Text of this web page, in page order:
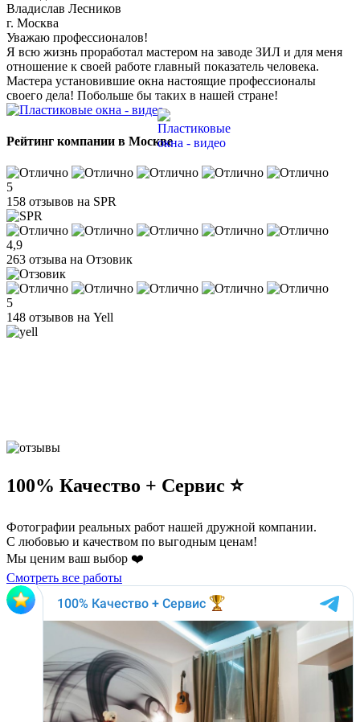
Владислав Лесников
г. Москва
Уважаю профессионалов!
Я всю жизнь проработал мастером на заводе ЗИЛ и для меня
отношение к своей работе главный показатель человека.
Мастера установившие окна настоящие профессионалы
своего дела! Побольше бы таких в нашей стране!
Рейтинг компании в Москве
5
158 отзывов на SPR
4,9
263 отзыва на Отзовик
5
148 отзывов на Yell
100% Качество + Сервис ⭐️
Фотографии реальных работ нашей дружной компании.
С любовью и качеством по выгодным ценам!
Мы ценим ваш выбор ❤️
Смотреть все работы